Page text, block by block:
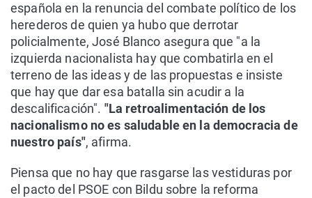
española en la renuncia del combate político de los
herederos de quien ya hubo que derrotar
policialmente, José Blanco asegura que "a la
izquierda nacionalista hay que combatirla en el
terreno de las ideas y de las propuestas e insiste
que hay que dar esa batalla sin acudir a la
descalificación". "La retroalimentación de los
nacionalismo no es saludable en la democracia de
nuestro país", afirma.
Piensa que no hay que rasgarse las vestiduras por
el pacto del PSOE con Bildu sobre la reforma